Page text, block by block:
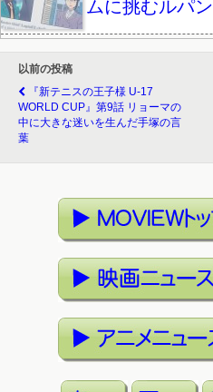
ムに挑むルパン
以前の投稿
『新テニスの王子様 U-17
WORLD CUP』第9話 リョーマの
中に大きな迷いを生んだ手塚の言
葉